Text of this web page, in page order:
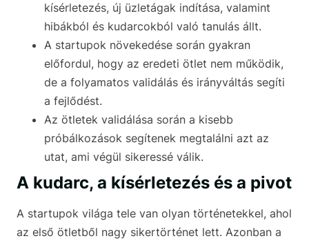
kísérletezés, új üzletágak indítása, valamint
hibákból és kudarcokból való tanulás állt.
A startupok növekedése során gyakran
előfordul, hogy az eredeti ötlet nem működik,
de a folyamatos validálás és irányváltás segíti
a fejlődést.
Az ötletek validálása során a kisebb
próbálkozások segítenek megtalálni azt az
utat, ami végül sikeressé válik.
A kudarc, a kísérletezés és a pivot
A startupok világa tele van olyan történetekkel, ahol
az első ötletből nagy sikertörténet lett. Azonban a